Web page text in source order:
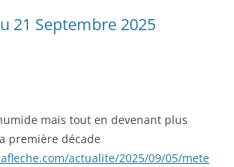
21 Septembre 2025
mais tout en devenant plus
première décade
actualite/2025/09/05/mete